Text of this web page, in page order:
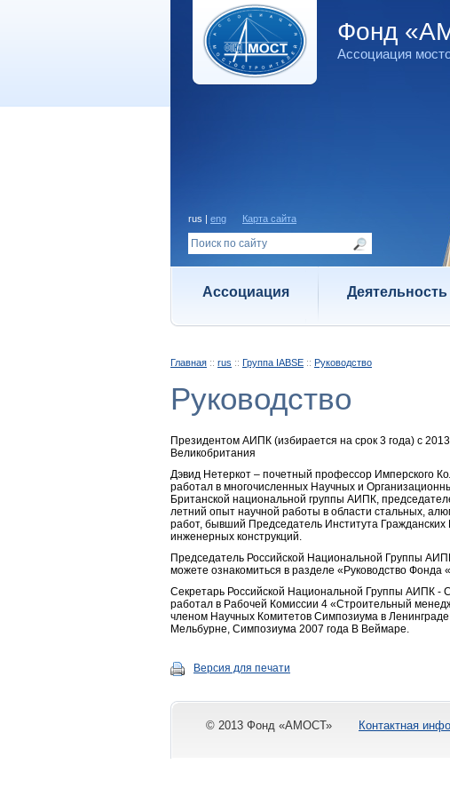
Фонд
Ассоциация
rus | eng Карта сайта
Ассоциация Деятельность
Главная :: rus :: Группа IABSE :: Руководство
Руководство
Президентом АИПК (избирается на срок 3 года) с
Великобритания
Дэвид Нетеркот – почетный профессор Имперского
работал в многочисленных Научных и
Британской национальной группы АИПК,
летний опыт научной работы в области стальных,
работ, бывший Председатель Института
инженерных конструкций.
Председатель Российской Национальной Группы
можете ознакомиться в разделе «Руководство
Секретарь Российской Национальной Группы АИПК -
работал в Рабочей Комиссии 4 «Строительный
членом Научных Комитетов Симпозиума в Ленинграде
Мельбурне, Симпозиума 2007 года В Веймаре.
Версия для печати
© 2013 Фонд «АМОСТ» Контактная